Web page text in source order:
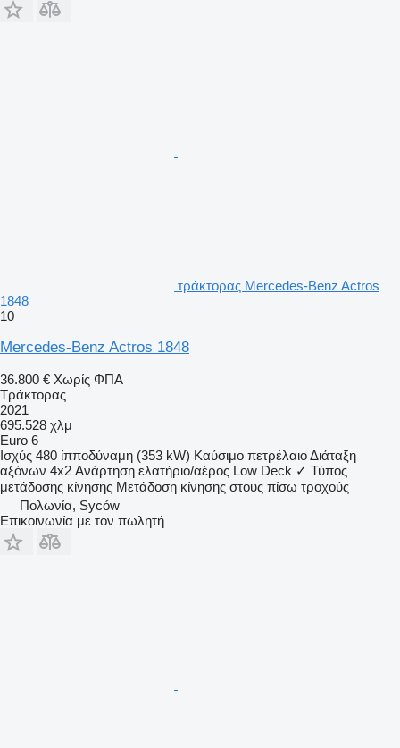
τράκτορας Mercedes-Benz Actros
1848
10
Mercedes-Benz Actros 1848
36.800 € Χωρίς ΦΠΑ
Τράκτορας
2021
695.528 χλμ
Euro 6
Ισχύς 480 ίπποδύναμη (353 kW) Καύσιμο πετρέλαιοΔιάταξη
αξόνων 4x2 Ανάρτηση ελατήριο/αέρος Low Deck ✓ Τύπος
μετάδοσης κίνησης Μετάδοση κίνησης στους πίσω τροχούς
Πολωνία, Syców
Επικοινωνία με τον πωλητή